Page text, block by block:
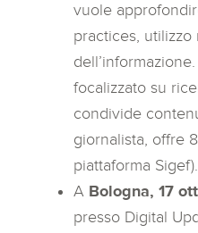
vuole
practices, utilizzo
focalizzato su
condivide
giornalista, offre
piattaforma Sigef).
A Bologna, 17
presso Digital